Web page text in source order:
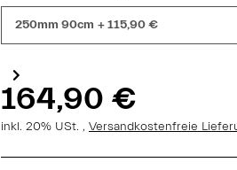
250mm 90cm + 115,90 €
164,90 €
inkl. 20% USt. , Versandkostenfreie